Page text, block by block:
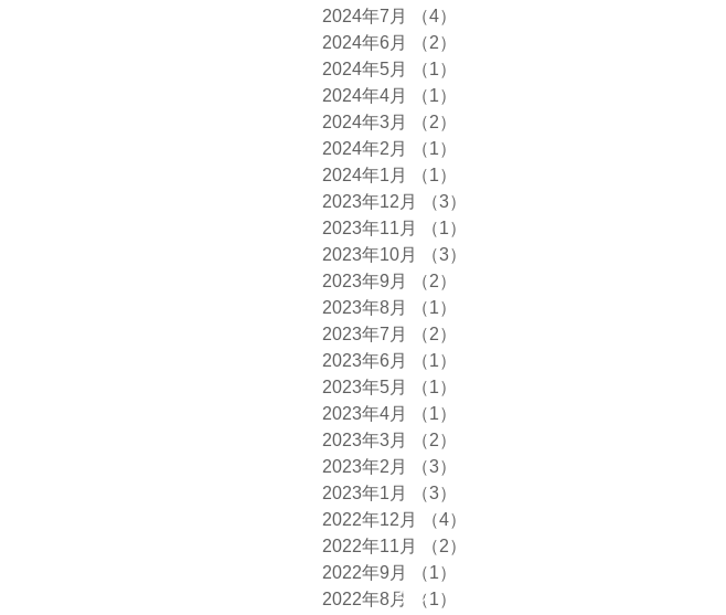
2024年7月
（4）
2024年6月
（2）
2024年5月
（1）
2024年4月
（1）
2024年3月
（2）
2024年2月
（1）
2024年1月
（1）
2023年12月
（3）
2023年11月
（1）
2023年10月
（3）
2023年9月
（2）
2023年8月
（1）
2023年7月
（2）
2023年6月
（1）
2023年5月
（1）
2023年4月
（1）
2023年3月
（2）
2023年2月
（3）
2023年1月
（3）
2022年12月
（4）
2022年11月
（2）
2022年9月
（1）
2022年8月
（1）
タグ